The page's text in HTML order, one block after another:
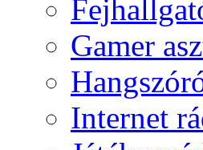
Gamer
Internet